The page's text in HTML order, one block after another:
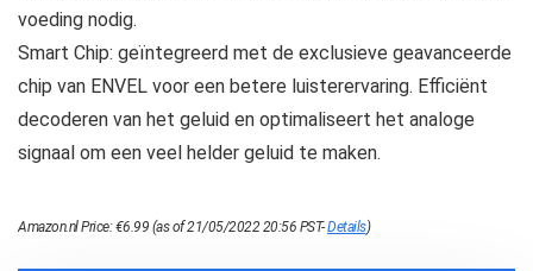
voeding nodig.
Smart Chip: geïntegreerd met de exclusieve geavanceerde
chip van ENVEL voor een betere luisterervaring. Efficiënt
decoderen van het geluid en optimaliseert het analoge
signaal om een veel helder geluid te maken.
Amazon.nl Price:€6.99 (as of 21/05/2022 20:56 PST-Details)